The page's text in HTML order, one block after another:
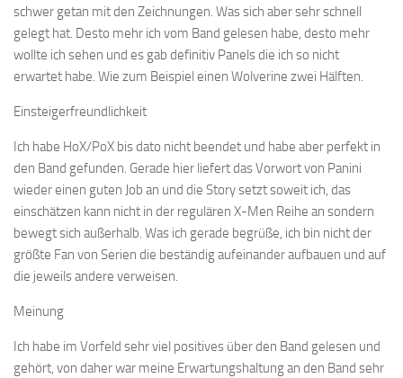
schwer getan mit den Zeichnungen. Was sich aber sehr schnell
gelegt hat. Desto mehr ich vom Band gelesen habe, desto mehr
wollte ich sehen und es gab definitiv Panels die ich so nicht
erwartet habe. Wie zum Beispiel einen Wolverine zwei Hälften.
Einsteigerfreundlichkeit
Ich habe HoX/PoX bis dato nicht beendet und habe aber perfekt in
den Band gefunden. Gerade hier liefert das Vorwort von Panini
wieder einen guten Job an und die Story setzt soweit ich, das
einschätzen kann nicht in der regulären X-Men Reihe an sondern
bewegt sich außerhalb. Was ich gerade begrüße, ich bin nicht der
größte Fan von Serien die beständig aufeinander aufbauen und auf
die jeweils andere verweisen.
Meinung
Ich habe im Vorfeld sehr viel positives über den Band gelesen und
gehört, von daher war meine Erwartungshaltung an den Band sehr